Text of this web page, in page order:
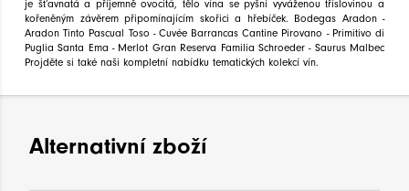
je šťavnatá a příjemně ovocitá, tělo vína se pyšní vyváženou tříslovinou a
kořeněným závěrem připomínajícím skořici a hřebíček. Bodegas Aradon -
Aradon Tinto Pascual Toso - Cuvée Barrancas Cantine Pirovano - Primitivo di
Puglia Santa Ema - Merlot Gran Reserva Familia Schroeder - Saurus Malbec
Projděte si také naši kompletní nabídku tematických kolekcí vín.
Alternativní zboží